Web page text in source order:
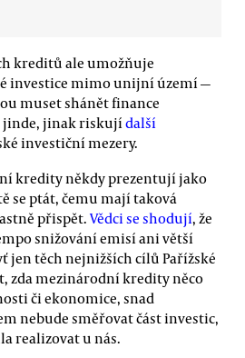
kreditů ale umožňuje
investice mimo unijní území —
muset shánět finance
jinde, jinak riskují další
investiční mezery.
kredity někdy prezentují jako
se ptát, čemu mají taková
přispět. Vědci se shodují, že
snižování emisí ani větší
jen těch nejnižších cílů Pařížské
zda mezinárodní kredity něco
či ekonomice, snad
nebude směřovat část investic,
realizovat u nás.